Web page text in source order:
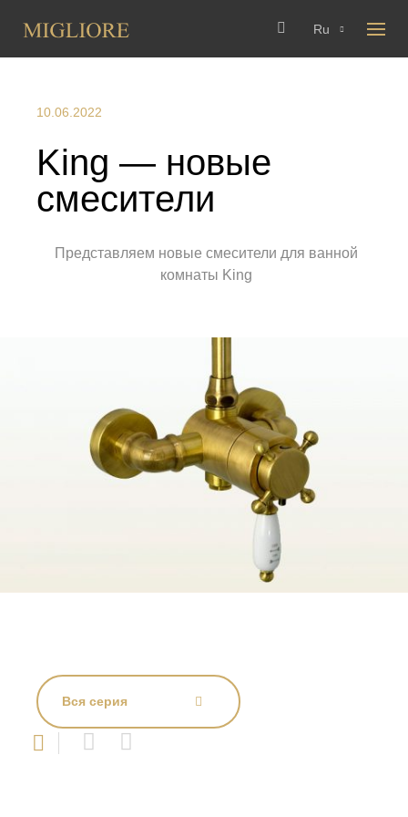
Ru
10.06.2022
King — новые
смесители
Представляем новые смесители для ванной
комнаты King
Вся серия